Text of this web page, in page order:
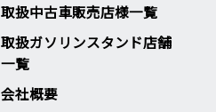
取扱中古車販売店様一覧
取扱ガソリンスタンド店舗
一覧
会社概要